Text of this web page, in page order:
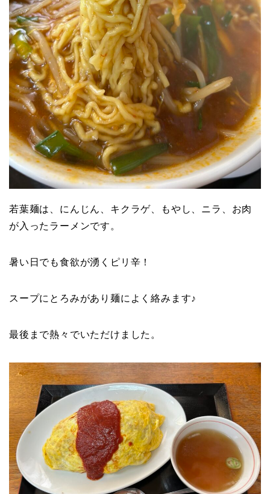
若葉麺は、にんじん、キクラゲ、もやし、ニラ、お肉
が入ったラーメンです。
暑い日でも食欲が湧く ピリ辛！
スープにとろみがあり麺によく絡みます♪
最後まで熱々でいただけました。